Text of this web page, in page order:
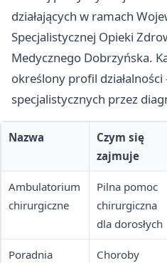
działających w ramach
Specjalistycznej Opieki
Medycznego Dobrzyńska.
określony profil
specjalistycznych przez
Nazwa
Czym się
zajmuje
Ambulatorium
chirurgiczne
Pilna pomoc
chirurgiczna
dla dorosłych
Poradnia
Choroby